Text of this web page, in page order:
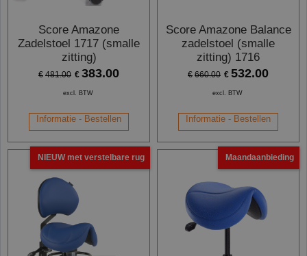
Score Amazone
Zadelstoel 1717 (smalle
zitting)
€ 481.00 € 383.00
excl. BTW
Informatie - Bestellen
Score Amazone Balance
zadelstoel (smalle
zitting) 1716
€ 660.00 € 532.00
excl. BTW
Informatie - Bestellen
NIEUW met verstelbare rug Maandaanbieding